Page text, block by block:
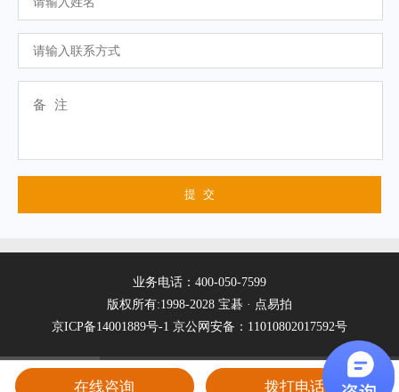
业务电话：400-050-7599
版权所有:1998-2028 宝碁 · 点易拍
京ICP备14001889号-1 京公网安备：11010802017592号
在线咨询 拨打电话